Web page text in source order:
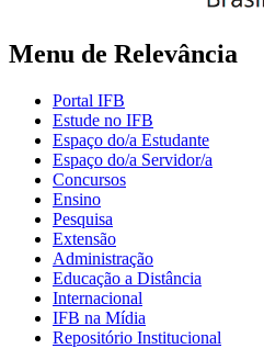
Menu de Relevância
Portal IFB
Estude no IFB
Espaço do/a Estudante
Espaço do/a Servidor/a
Concursos
Ensino
Pesquisa
Extensão
Administração
Educação a Distância
Internacional
IFB na Mídia
Repositório Institucional